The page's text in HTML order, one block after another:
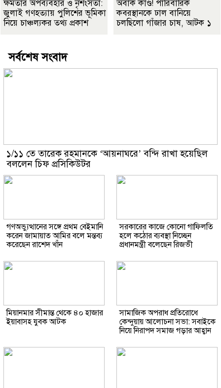
ক্ষমতার অপব্যবহার ও নৃশংসতা:
জুলাই গণহত্যায় পুলিশের ভূমিকা
নিয়ে চাঞ্চল্যকর তথ্য প্রকাশ
অবাক কাণ্ড! পারিবারিক
কবরস্থানকে ঢাল বানিয়ে
চলছিলো গাঁজার চাষ, আটক ১
সর্বশেষ সংবাদ
১/১১ তে তারেক রহমানকে ‘আয়নাঘরে’ বন্দি রাখা হয়েছিল
বললেন চিফ প্রসিকিউটর
গণঅভ্যুত্থানের সঙ্গে প্রথম বেইমানি
করেন জামায়াত আমির বলে মন্তব্য
করেছেন রাশেদ খাঁন
সরকারের কাজে কোনো গাফিলতি
হলে কঠোর ব্যবস্থা নিচ্ছেন
প্রধানমন্ত্রী বলেছেন রিজভী
মিয়ানমার সীমান্ত থেকে ৪০ হাজার
ইয়াবাসহ যুবক আটক
সামাজিক অপরাধ প্রতিরোধে
কেন্দুয়ায় আলোচনা সভা: সবাইকে
নিয়ে নিরাপদ সমাজ গড়ার আহ্বান